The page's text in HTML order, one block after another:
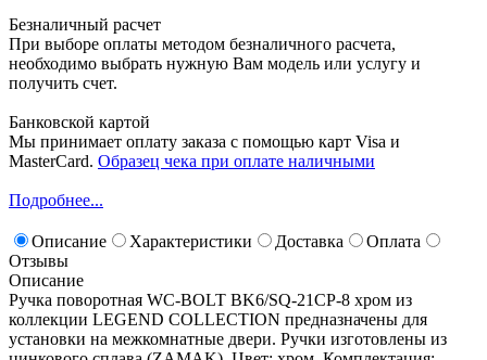
Безналичный расчет
При выборе оплаты методом безналичного расчета,
необходимо выбрать нужную Вам модель или услугу и
получить счет.
Банковской картой
Мы принимает оплату заказа с помощью карт Visa и
MasterCard. Образец чека при оплате наличными
Подробнее...
Описание Характеристики Доставка
Оплата
Отзывы
Описание
Ручка поворотная WC-BOLT BK6/SQ-21CP-8 хром из
коллекции LEGEND COLLECTION предназначены для
установки на межкомнатные двери. Ручки изготовлены из